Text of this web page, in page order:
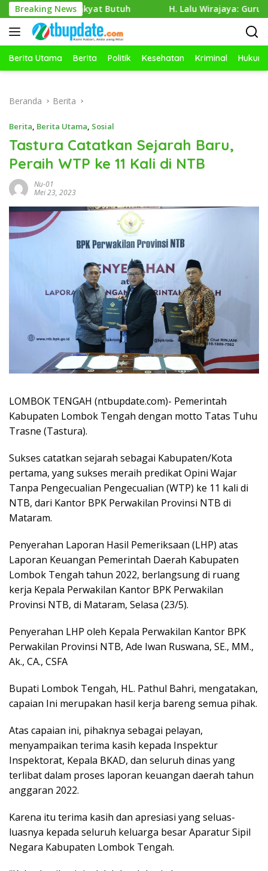
Langsung
ke
konten
Breaking News
Rakyat Butuh H. Lalu Wirajaya: Guru Kreatif, Siswa
Berita Utama Berita Politik Kesehatan Kriminal Hukum
Beranda Berita
Berita, Berita Utama, Sosial
Tastura Catatkan Sejarah Baru,
Peraih WTP ke 11 Kali di NTB
Nu-01
Mei 23, 2023
LOMBOK TENGAH (ntbupdate.com)- Pemerintah
Kabupaten Lombok Tengah dengan motto Tatas Tuhu
Trasne (Tastura).
Sukses catatkan sejarah sebagai Kabupaten/Kota
pertama, yang sukses meraih predikat Opini Wajar
Tanpa Pengecualian Pengecualian (WTP) ke 11 kali di
NTB, dari Kantor BPK Perwakilan Provinsi NTB di
Mataram.
Penyerahan Laporan Hasil Pemeriksaan (LHP) atas
Laporan Keuangan Pemerintah Daerah Kabupaten
Lombok Tengah tahun 2022, berlangsung di ruang
kerja Kepala Perwakilan Kantor BPK Perwakilan
Provinsi NTB, di Mataram, Selasa (23/5).
Penyerahan LHP oleh Kepala Perwakilan Kantor BPK
Perwakilan Provinsi NTB, Ade Iwan Ruswana, SE., MM.,
Ak., CA., CSFA
Bupati Lombok Tengah, HL. Pathul Bahri, mengatakan,
capaian Ini merupakan hasil kerja bareng semua pihak.
Atas capaian ini, pihaknya sebagai pelayan,
menyampaikan terima kasih kepada Inspektur
Inspektorat, Kepala BKAD, dan seluruh dinas yang
terlibat dalam proses laporan keuangan daerah tahun
anggaran 2022.
Karena itu terima kasih dan apresiasi yang seluas-
luasnya kepada seluruh keluarga besar Aparatur Sipil
Negara Kabupaten Lombok Tengah.